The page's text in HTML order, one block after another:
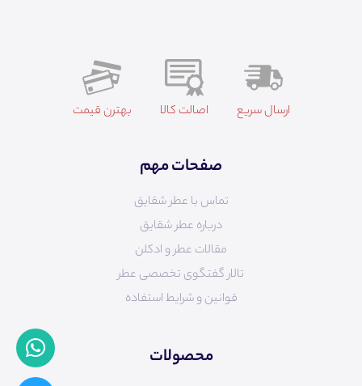
ارسال سریع اصالت کالا بهترن قیمت
صفحات مهم
تماس با عطر شقایق
درباره عطر شقایق
مقالات عطر و ادکلن
تالار گفتگوی تخصصی عطر
قوانین و شرایط استفاده
محصولات